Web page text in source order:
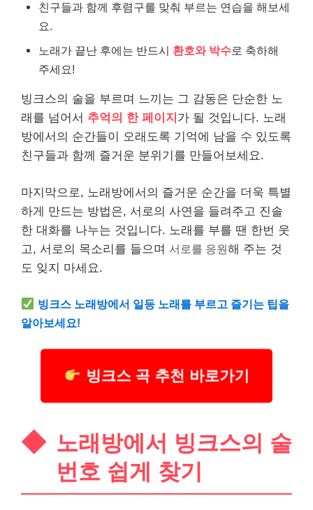
친구들과 함께 후렴구를 맞춰 부르는 연습을 해보세
요.
노래가 끝난 후에는 반드시 환호와 박수로 축하해
주세요!
빙크스의 술을 부르며 느끼는 그 감동은 단순한 노
래를 넘어서 추억의 한 페이지 가 될 것입니다. 노래
방에서의 순간들이 오래도록 기억에 남을 수 있도록
친구들과 함께 즐거운 분위기를 만들어보세요.
마지막으로, 노래방에서의 즐거운 순간을 더욱 특별
하게 만드는 방법은, 서로의 사연을 들려주고 진솔
한 대화를 나누는 것입니다. 노래를 부를 땐 한번 웃
고, 서로의 목소리를 들으며 서로를 응원해 주는 것
도 잊지 마세요.
빙크스 노래방에서 일등 노래를 부르고 즐기는 팁을
알아보세요!
빙크스 곡 추천 바로가기
노래방에서 빙크스의 술
번호 쉽게 찾기